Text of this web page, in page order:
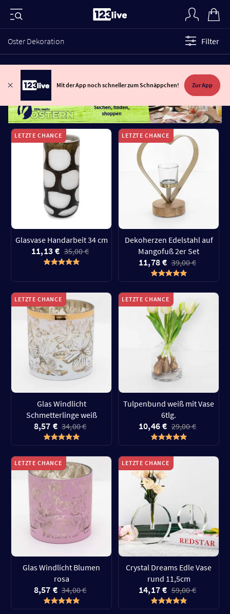
Oster Dekoration Filter
Mit der App noch schneller zum Schnäppchen! Zur App
LETZTE CHANCE
Glasvase Handarbeit 34 cm
11,13 € 35,00 €
LETZTE CHANCE
Dekoherzen Edelstahl auf
Mangofuß 2er Set
11,78 € 39,00 €
LETZTE CHANCE
Glas Windlicht
Schmetterlinge weiß
8,57 € 34,00 €
LETZTE CHANCE
Tulpenbund weiß mit Vase
6tlg.
10,46 € 29,00 €
LETZTE CHANCE
Glas Windlicht Blumen
rosa
8,57 € 34,00 €
LETZTE CHANCE
Crystal Dreams Edle Vase
rund 11,5cm
14,17 € 59,00 €